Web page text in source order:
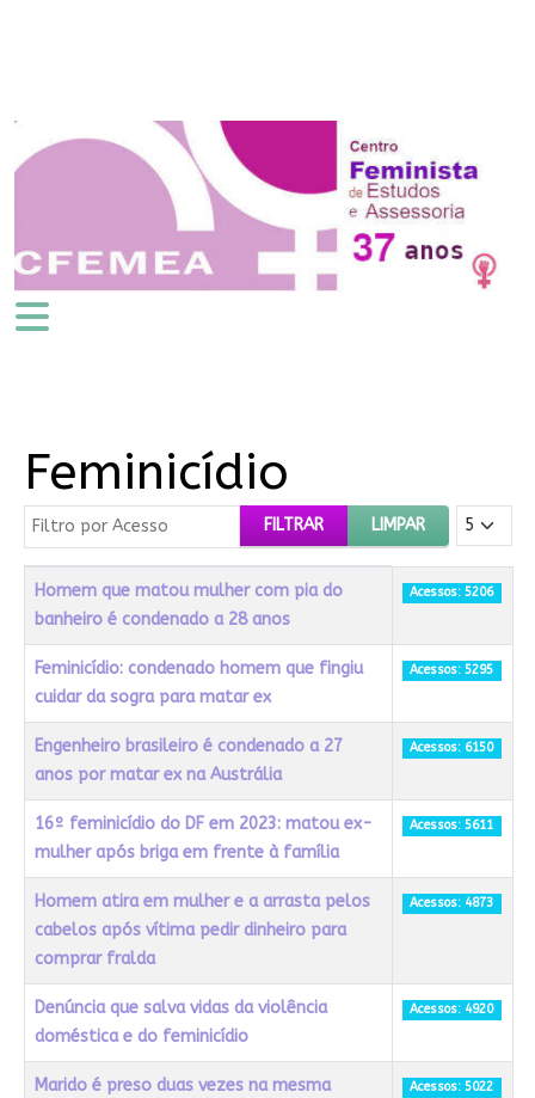
Feminicídio
Filtro por Acesso FILTRAR LIMPAR Mostrar #
Título Acessos
Homem que matou mulher com pia do
banheiro é condenado a 28 anos
Acessos: 5206
Feminicídio: condenado homem que fingiu
cuidar da sogra para matar ex
Acessos: 5295
Engenheiro brasileiro é condenado a 27
anos por matar ex na Austrália
Acessos: 6150
16º feminicídio do DF em 2023: matou ex-
mulher após briga em frente à família
Acessos: 5611
Homem atira em mulher e a arrasta pelos
cabelos após vítima pedir dinheiro para
comprar fralda
Acessos: 4873
Denúncia que salva vidas da violência
doméstica e do feminicídio
Acessos: 4920
Marido é preso duas vezes na mesma
Acessos: 5022